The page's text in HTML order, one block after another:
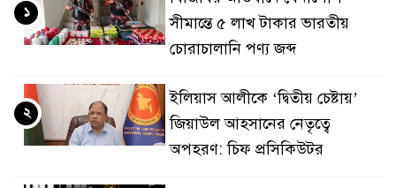
সীমান্তে ৫ লাখ টাকার ভারতীয়
চোরাচালানি পণ্য জব্দ
১
ইলিয়াস আলীকে ‘দ্বিতীয় চেষ্টায়’
জিয়াউল আহসানের নেতৃত্বে
অপহরণ: চিফ প্রসিকিউটর
২